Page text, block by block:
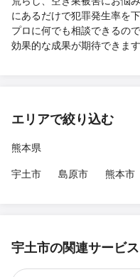
にあるだけで犯罪発生率を
プロに何でも相談できるの
効果的な成果が期待できます
エリアで絞り込む
熊本県
宇土市
島原市 熊本市
宇土市の関連サービス